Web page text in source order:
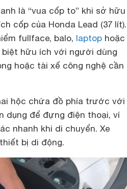
là “vua cốp to” khi sở hữu
cốp của Honda Lead (37 lít).
fullface, balo, laptop hoặc
hữu ích với người dùng
hoặc tài xế công nghệ cần
hộc chứa đồ phía trước với
dụng để đựng điện thoại, ví
nhanh khi di chuyển. Xe
bị di động.